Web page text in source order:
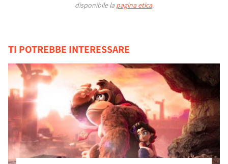
disponibile la pagina etica.
TI POTREBBE INTERESSARE